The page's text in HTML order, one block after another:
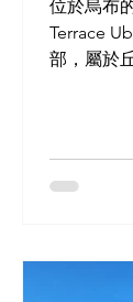
位於烏布
Terrace
部，屬於